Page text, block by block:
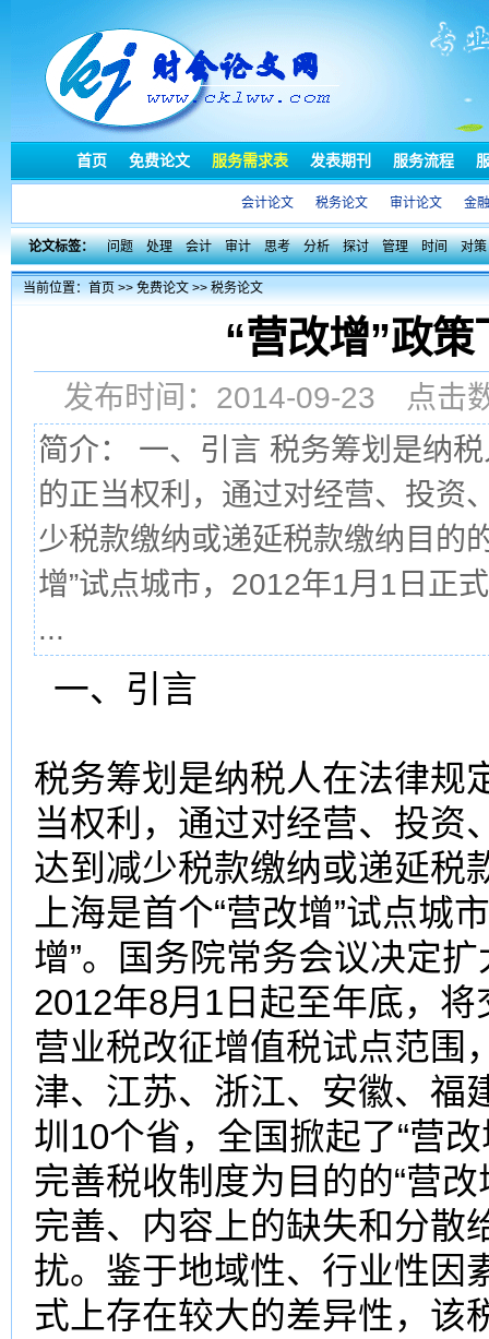
首页 免费论文 服务需求表 发表期刊 服务流程
会计论文 税务论文 审计论文 金
论文标签： 问题 处理 会计 审计 思考 分析 探讨 管理 时间 对策
当前位置：首页>>免费论文>>税务论文
“营改增”政
发布时间：2014-09-23 点
简介： 一、引言 税务筹划是纳
的正当权利，通过对经营、投资
少税款缴纳或递延税款缴纳目的
增”试点城市，2012年1月1日正
...
一、引言
税务筹划是纳税人在法律规
当权利，通过对经营、投资
达到减少税款缴纳或递延税
上海是首个“营改增”试点城
增”。国务院常务会议决定
2012年8月1日起至年底，
营业税改征增值税试点范围
津、江苏、浙江、安徽、福
圳10个省，全国掀起了“营
完善税收制度为目的的“营
完善、内容上的缺失和分散
扰。鉴于地域性、行业性因
式上存在较大的差异性，该